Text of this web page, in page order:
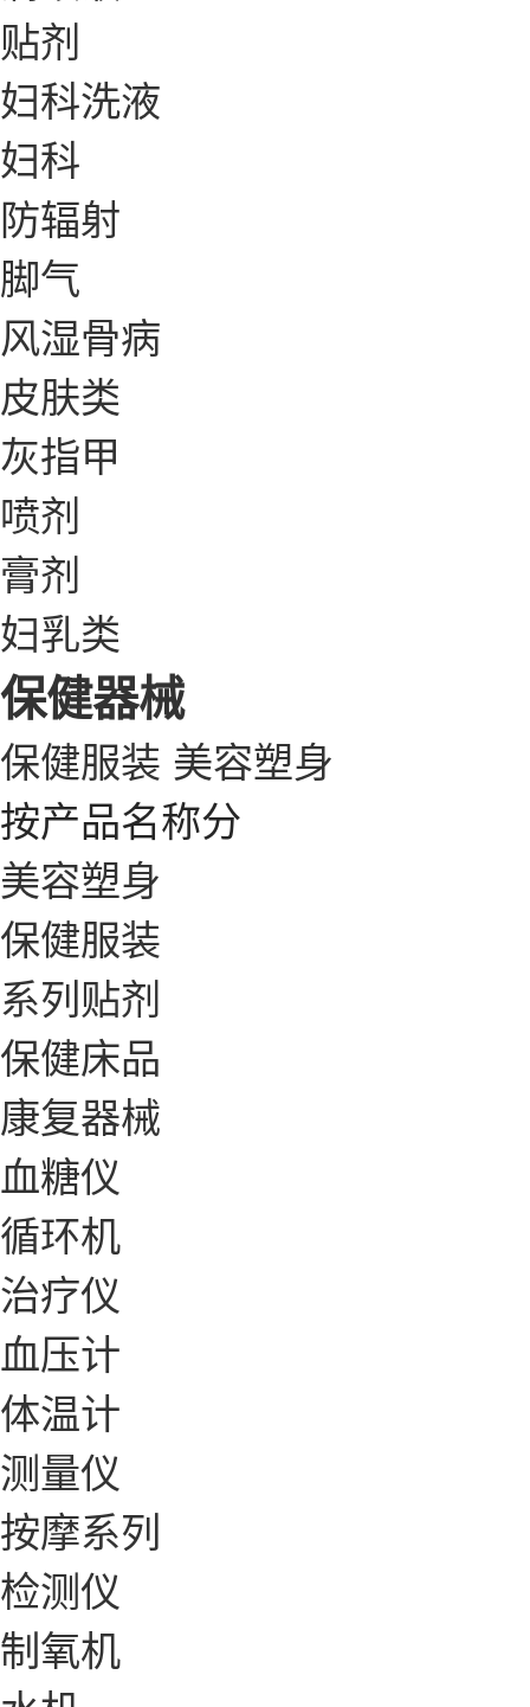
贴剂
妇科洗液
妇科
防辐射
脚气
风湿骨病
皮肤类
灰指甲
喷剂
膏剂
妇乳类
保健器械
保健服装 美容塑身
按产品名称分
美容塑身
保健服装
系列贴剂
保健床品
康复器械
血糖仪
循环机
治疗仪
血压计
体温计
测量仪
按摩系列
检测仪
制氧机